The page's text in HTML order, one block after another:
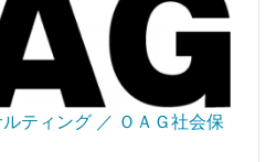
ティング ／ ＯＡＧ社会保